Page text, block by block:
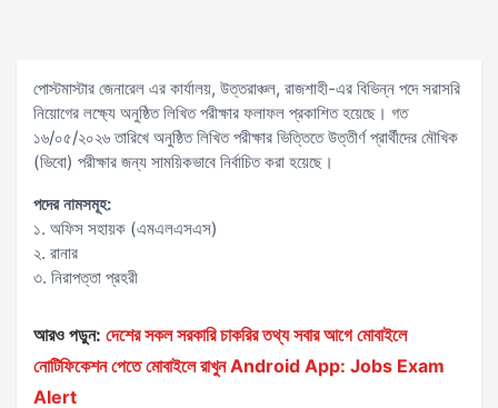
পোস্টমাস্টার জেনারেল এর কার্যালয়, উত্তরাঞ্চল, রাজশাহী-এর বিভিন্ন পদে সরাসরি
নিয়োগের লক্ষ্যে অনুষ্ঠিত লিখিত পরীক্ষার ফলাফল প্রকাশিত হয়েছে। গত
১৬/০৫/২০২৬ তারিখে অনুষ্ঠিত লিখিত পরীক্ষার ভিত্তিতে উত্তীর্ণ প্রার্থীদের মৌখিক
(ভিবো) পরীক্ষার জন্য সাময়িকভাবে নির্বাচিত করা হয়েছে।
পদের নামসমূহ:
১. অফিস সহায়ক (এমএলএসএস)
২. রানার
৩. নিরাপত্তা প্রহরী
আরও পড়ুন: দেশের সকল সরকারি চাকরির তথ্য সবার আগে মোবাইলে
নোটিফিকেশন পেতে মোবাইলে রাখুন Android App: Jobs Exam
Alert